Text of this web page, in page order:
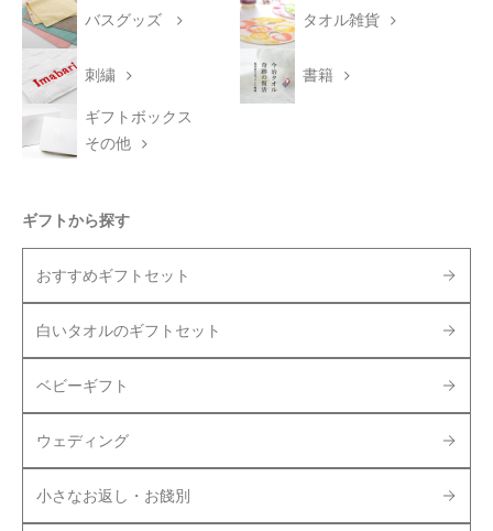
バスグッズ タオル雑貨
刺繍 書籍
ギフトボックス
その他
ギフトから探す
おすすめギフトセット
白いタオルのギフトセット
ベビーギフト
ウェディング
小さなお返し・お餞別